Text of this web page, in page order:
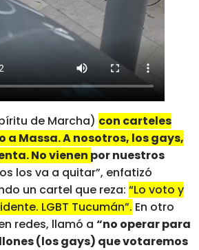
de Marcha) con carteles
a Massa. A nosotros, los gays,
No vienen por nuestros
los va a quitar”, enfatizó
un cartel que reza: “Lo voto y
LGBT Tucumán”. En otro
redes, llamó a “no operar para
(los gays) que votaremos